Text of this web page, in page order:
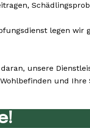
legen wir
unsere
und